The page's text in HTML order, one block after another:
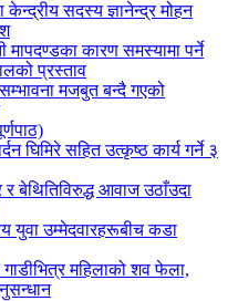
सदस्य ज्ञानेन्द्र मोहन
कारण समस्यामा पर्ने
प्रस्ताव
मजबुत बन्दै गएको
घिमिरे सहित उत्कृष्ठ कार्य गर्ने ३
बेथितिविरुद्ध आवाज उठाँउदा
युवा उम्मेदवारहरूबीच कडा
महिलाको शव फेला,